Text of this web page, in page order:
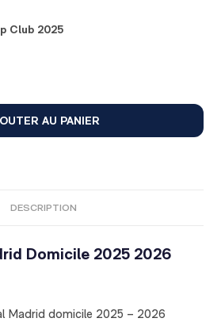
Club 2025
AU PANIER
DESCRIPTION
Domicile 2025 2026
Madrid domicile 2025 – 2026